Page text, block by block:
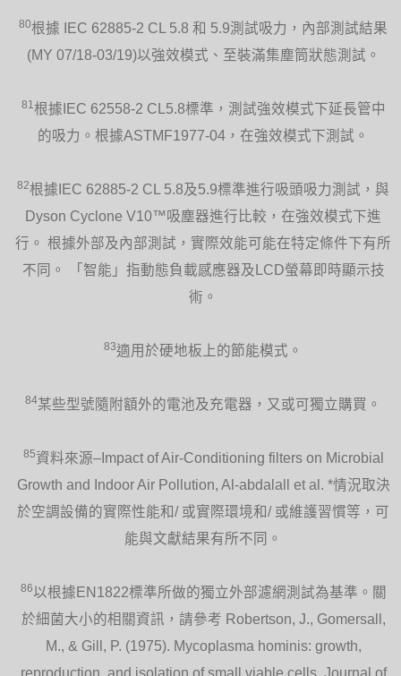
80根據 IEC 62885-2 CL 5.8 和 5.9測試吸力，內部測試結果
(MY 07/18-03/19)以強效模式、至裝滿集塵筒狀態測試。
81 根據IEC 62558-2 CL5.8標準，測試強效模式下延長管中
的吸力。根據ASTMF1977-04，在強效模式下測試。
82根據IEC 62885-2 CL 5.8及5.9標準進行吸頭吸力測試，與
Dyson Cyclone V10™吸塵器進行比較，在強效模式下進
行。 根據外部及內部測試，實際效能可能在特定條件下有所
不同。 「智能」指動態負載感應器及LCD螢幕即時顯示技
術。
83適用於硬地板上的節能模式。
84某些型號隨附額外的電池及充電器，又或可獨立購買。
85資料來源–Impact of Air-Conditioning filters on Microbial
Growth and Indoor Air Pollution, Al-abdalall et al. *情況取決
於空調設備的實際性能和/ 或實際環境和/ 或維護習慣等，可
能與文獻結果有所不同。
86以根據EN1822標準所做的獨立外部濾網測試為基準。關
於細菌大小的相關資訊，請參考 Robertson, J., Gomersall,
M., & Gill, P. (1975). Mycoplasma hominis: growth,
reproduction, and isolation of small viable cells. Journal of